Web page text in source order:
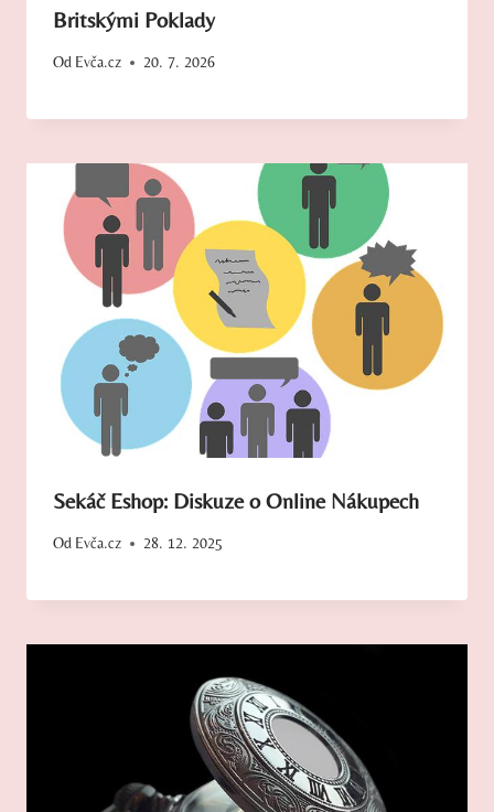
Britskými Poklady
Od Evča.cz 20. 7. 2026
Sekáč Eshop: Diskuze o Online Nákupech
Od Evča.cz 28. 12. 2025